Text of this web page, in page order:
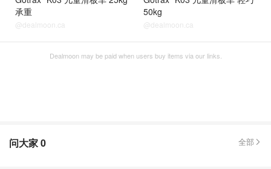
承重
@dealmoon.ca
50kg
@dealmoon.ca
Dealmoon may be paid when users buy items via our links.
问大家0 全部